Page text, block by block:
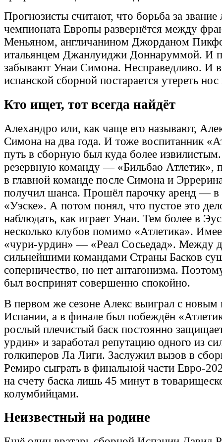
Прогнозисты считают, что борьба за звание
чемпионата Европы развернётся между
Меньяном, англичанином Джорданом
итальянцем Джанлуиджи Доннаруммой. И
забывают Унаи Симона. Несправедливо. И
испанской сборной постарается утереть
Кто ищет, тот всегда найдёт
Алехандро или, как чаще его называют,
Симона на два года. И тоже воспитанник
путь в сборную был куда более извилистым.
резервную команду — «Бильбао Атлетик»,
в главной команде после Симона и
получил шанса. Прошёл парочку аренд — в
«Уэске». А потом понял, что пустое это
наблюдать, как играет Унаи. Тем более в
несколько клубов помимо «Атлетика».
«чури-урдин» — «Реал Сосьедад». Между
сильнейшими командами Страны Басков
соперничество, но нет антагонизма.
был воспринят совершенно спокойно.
В первом же сезоне Алекс выиграл с
Испании, а в финале был побеждён
рослый плечистый баск постоянно
урдин» и заработал репутацию одного из
голкиперов Ла Лиги. Заслужил вызов в
Ремиро сыграть в финальной части Евро-
на счету баска лишь 45 минут в
колумбийцами.
Неизвестный на родине